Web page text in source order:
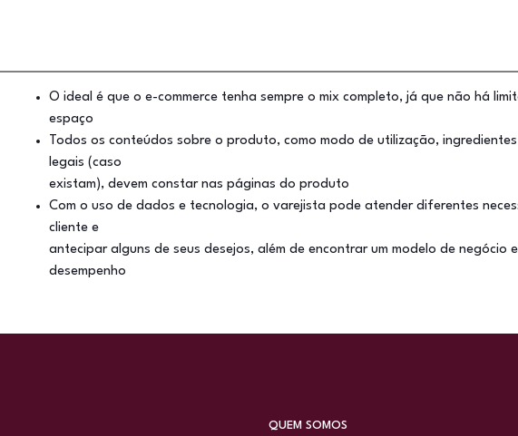
O ideal é que o e-commerce tenha sempre o mix completo, já que não há
espaço
Todos os conteúdos sobre o produto, como modo de utilização, ingredientes
legais (caso
existam), devem constar nas páginas do produto
Com o uso de dados e tecnologia, o varejista pode atender diferentes
cliente e
antecipar alguns de seus desejos, além de encontrar um modelo de negócio
desempenho
QUEM SOMOS